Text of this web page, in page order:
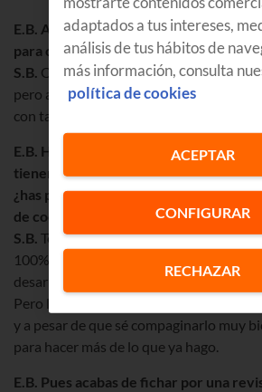
E.B. Ahora que no nos oye nadie…
para cuando llegues a 250.000
S.B. Ojalá tuviera tiempo de preparar
pero ahora mismo estoy ahogadísima
con tantas cosas en la cabeza.
E.B. Haces vídeos de música, moda,
tienen más de 200.000
¿has pensado en ampliar las
de cocina…
S.B. Te digo lo mismo que antes: yo, por
100% a esto porque me encanta y me
desarrollar todo mi contenido y
Pero la verdad es que mi prioridad ahora
y a pesar de que sé compaginarlo muy
para hacer más de lo que ya hago.
E.B. Pues acabas de fichar por una
adaptados a tus intereses,
análisis de tus hábitos de
más información, consulta
política de cookies
CONFIGURAR
RECHAZAR
ACEPTAR